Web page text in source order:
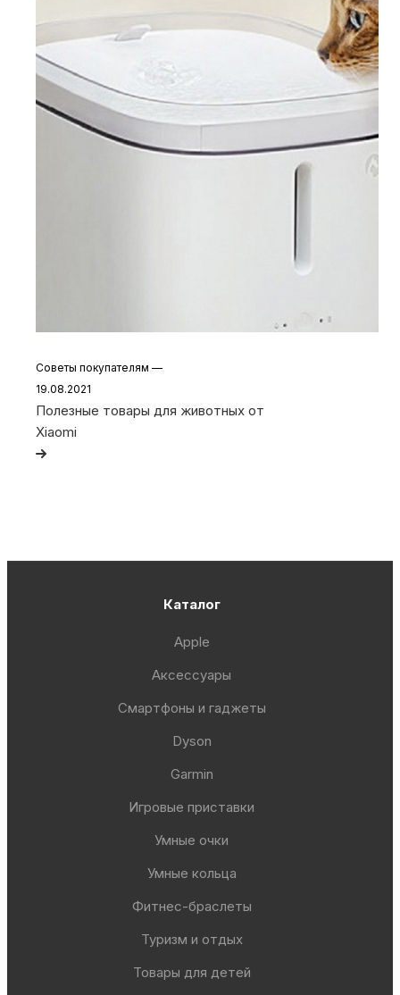
Советы покупателям —
19.08.2021
Полезные товары для животных от
Xiaomi
Каталог
Apple
Аксессуары
Смартфоны и гаджеты
Dyson
Garmin
Игровые приставки
Умные очки
Умные кольца
Фитнес-браслеты
Туризм и отдых
Товары для детей